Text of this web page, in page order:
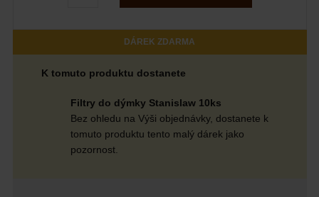
DÁREK ZDARMA
K tomuto produktu dostanete
Filtry do dýmky Stanislaw 10ks
Bez ohledu na Výši objednávky, dostanete k
tomuto produktu tento malý dárek jako
pozornost.